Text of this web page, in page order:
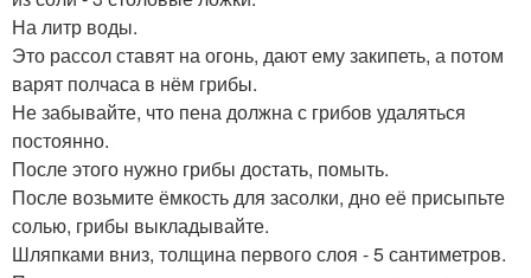
На литр воды.
Это рассол ставят на огонь, дают ему закипеть, а потом
варят полчаса в нём грибы.
Не забывайте, что пена должна с грибов удаляться
постоянно.
После этого нужно грибы достать, помыть.
После возьмите ёмкость для засолки, дно её присыпьте
солью, грибы выкладывайте.
Шляпками вниз, толщина первого слоя - 5 сантиметров.